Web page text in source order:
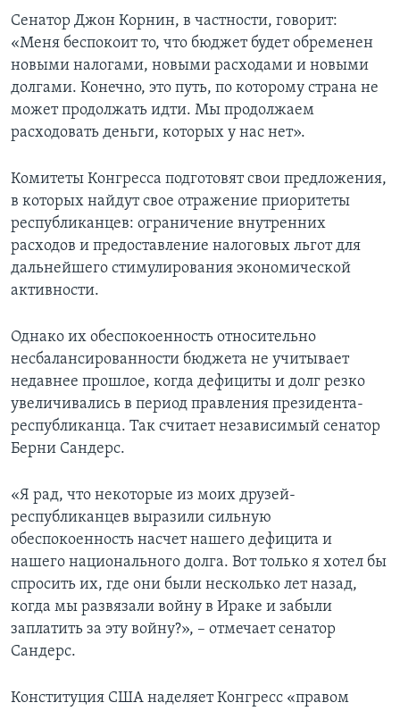
Сенатор Джон Корнин, в частности, говорит:
«Меня беспокоит то, что бюджет будет обременен
новыми налогами, новыми расходами и новыми
долгами. Конечно, это путь, по которому страна не
может продолжать идти. Мы продолжаем
расходовать деньги, которых у нас нет».
Комитеты Конгресса подготовят свои предложения,
в которых найдут свое отражение приоритеты
республиканцев: ограничение внутренних
расходов и предоставление налоговых льгот для
дальнейшего стимулирования экономической
активности.
Однако их обеспокоенность относительно
несбалансированности бюджета не учитывает
недавнее прошлое, когда дефициты и долг резко
увеличивались в период правления президента-
республиканца. Так считает независимый сенатор
Берни Сандерс.
«Я рад, что некоторые из моих друзей-
республиканцев выразили сильную
обеспокоенность насчет нашего дефицита и
нашего национального долга. Вот только я хотел бы
спросить их, где они были несколько лет назад,
когда мы развязали войну в Ираке и забыли
заплатить за эту войну?», – отмечает сенатор
Сандерс.
Конституция США наделяет Конгресс «правом